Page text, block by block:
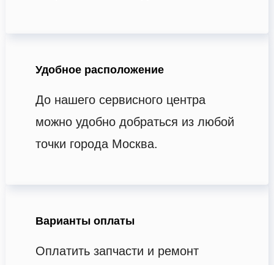
Удобное расположение
До нашего сервисного центра
можно удобно добраться из любой
точки города Москва.
Варианты оплаты
Оплатить запчасти и ремонт